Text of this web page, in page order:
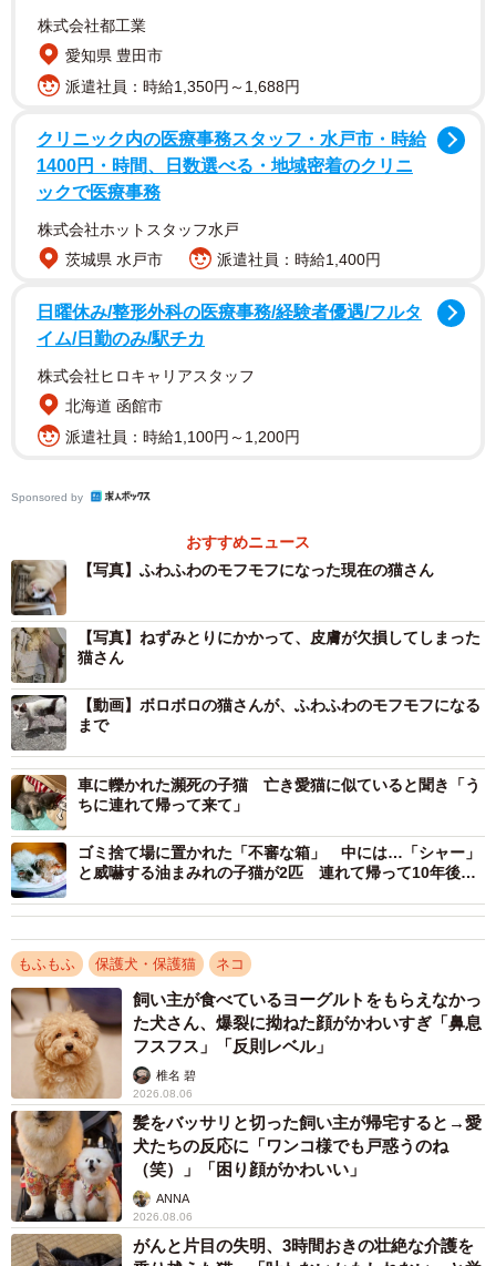
猫生が変わる瞬間とは？（あきみさん提供、Instagramよりキャプチャ撮
影）
ねずみとりで皮膚が欠損――「どうすればいいか
分からなかった」
まーやくんは、まだ2歳前後の男の子。外で暮らしていた
頃、毛はところどころ生えておらず、体は汚れて痩せてい
た。警戒心が強く、人が近づいても触れることはできなか
った。
あきみさんは当時、ペット不可の家に住んでいた。「仮に
病院に連れて行けても、その後どうすればいいのか」と何
度も悩んだという。
そんななか、役所から捕獲器を借り、近所の“優しいおばち
ゃん”と出会う。おばちゃんは、「この子（まーやくん）は
トカゲやミミズを食べて生きてきた」と教えてくれた。お
ばちゃんから虫取り網を貸してもらい、捕獲を試みるも失
敗。最後は捕獲器を使い、なんとかまーやくんを捕獲する
ことができた。
そして、病院で告げられたのは衝撃の診断だった。皮膚が
ごっそりなくなっていた原因は 、毛が抜けていたからでも
病気でもなく、ねずみとりにかかったからだった。さらに
お腹には寄生虫もいた。
株式会社都工業
愛知県 豊田市
派遣社員：時給1,350円～1,688円
クリニック内の医療事務スタッフ・水戸市・時給
1400円・時間、日数選べる・地域密着のクリニ
ックで医療事務
株式会社ホットスタッフ水戸
茨城県 水戸市
派遣社員：時給1,400円
日曜休み/整形外科の医療事務/経験者優遇/フルタ
イム/日勤のみ/駅チカ
株式会社ヒロキャリアスタッフ
北海道 函館市
派遣社員：時給1,100円～1,200円
Sponsored by
おすすめニュース
【写真】ふわふわのモフモフになった現在の猫さん
【写真】ねずみとりにかかって、皮膚が欠損してしまった
猫さん
【動画】ボロボロの猫さんが、ふわふわのモフモフになる
まで
車に轢かれた瀕死の子猫 亡き愛猫に似ていると聞き「う
ちに連れて帰って来て」
ゴミ捨て場に置かれた「不審な箱」 中には…「シャー」
と威嚇する油まみれの子猫が2匹 連れて帰って10年後、
もふもふ 保護犬・保護猫 ネコ
飼い主が食べているヨーグルトをもらえなかっ
た犬さん、爆裂に拗ねた顔がかわいすぎ「鼻息
フスフス」「反則レベル」
椎名 碧
2026.08.06
髪をバッサリと切った飼い主が帰宅すると→愛
犬たちの反応に「ワンコ様でも戸惑うのね
（笑）」「困り顔がかわいい」
ANNA
2026.08.06
がんと片目の失明、3時間おきの壮絶な介護を